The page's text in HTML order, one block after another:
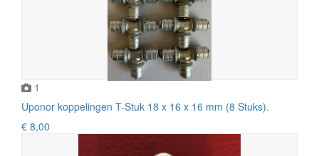
1
Uponor koppelingen T-Stuk 18 x 16 x 16 mm (8 Stuks).
€ 8,00